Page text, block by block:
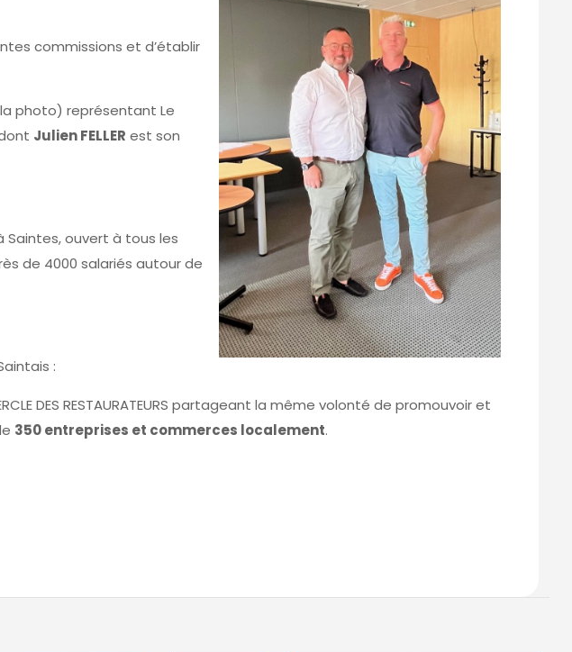
commissions et d’établir
photo) représentant Le
Julien FELLER est son
Saintes, ouvert à tous les
de 4000 salariés autour de
:
CERCLE DES RESTAURATEURS partageant la même volonté de promouvoir et
350 entreprises et commerces localement.